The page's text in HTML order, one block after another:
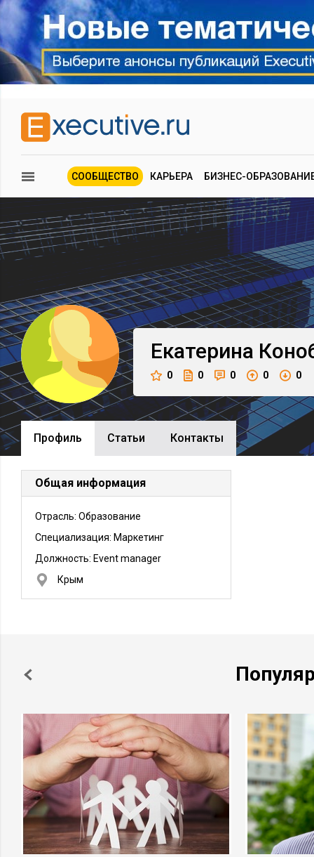
СООБЩЕСТВО КАРЬЕРА БИЗНЕС-
Екатерина
0 0 0 0 0
Профиль Cтатьи Контакты
Общая информация
Отрасль: Образование
Специализация: Маркетинг
Должность: Event manager
Крым